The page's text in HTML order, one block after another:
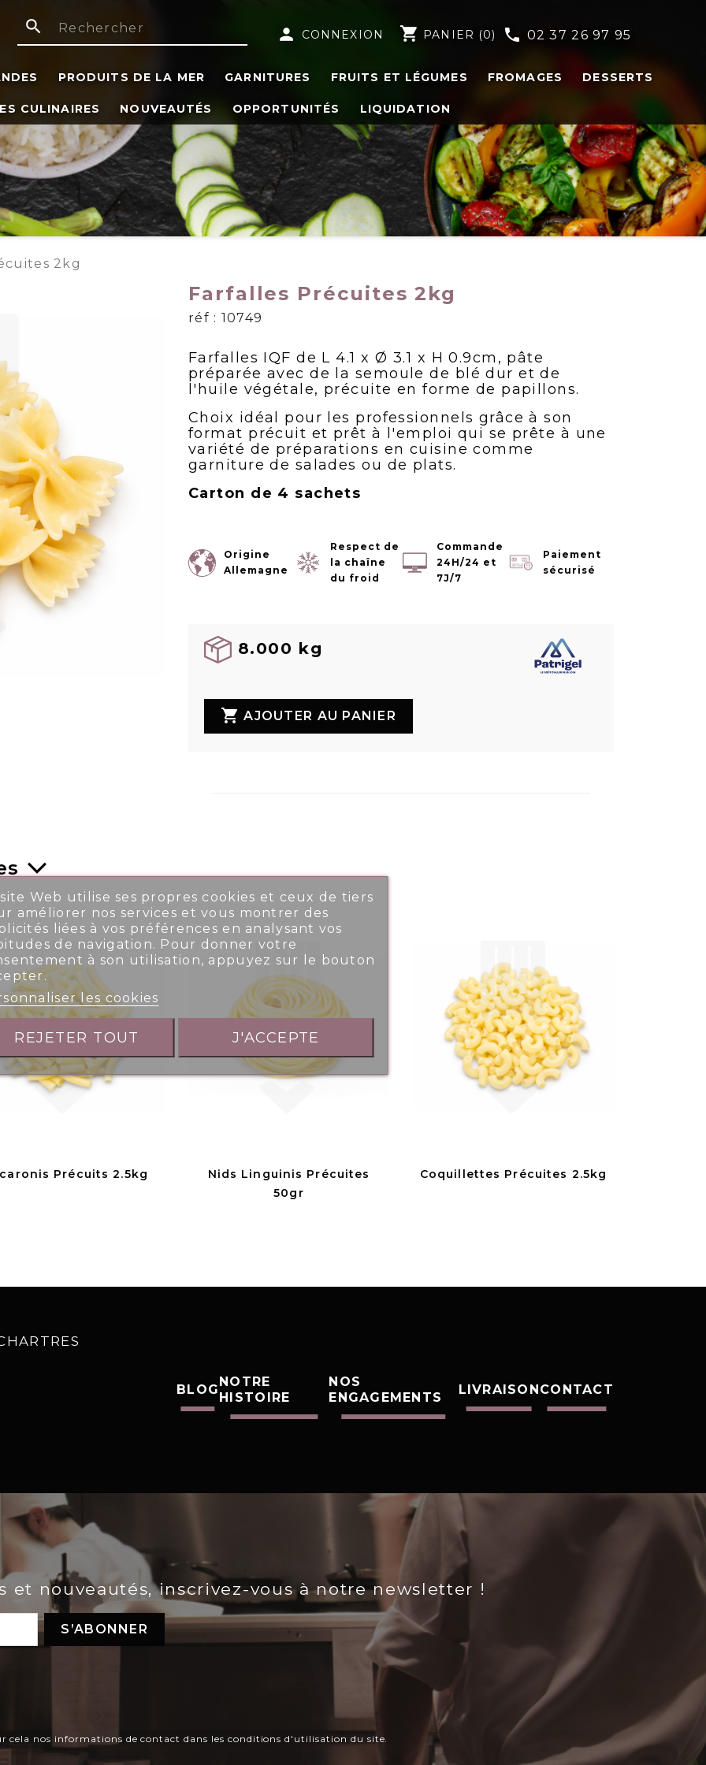
search person CONNEXION shopping_cart PANIER (0) phone 02 37 26 97 95
PRODUITS DE LA MER GARNITURES FRUITS ET LÉGUMES FROMAGES DESSERTS
CULINAIRES NOUVEAUTÉS OPPORTUNITÉS LIQUIDATION
2kg
Farfalles Précuites 2kg
réf : 10749
Farfalles IQF de L 4.1 x Ø 3.1 x H 0.9cm, pâte
préparée avec de la semoule de blé dur et de
l'huile végétale, précuite en forme de papillons.
Choix idéal pour les professionnels grâce à son
format précuit et prêt à l'emploi qui se prête à une
variété de préparations en cuisine comme
garniture de salades ou de plats.
Carton de 4 sachets
Origine
Allemagne
Respect de
la chaîne
du froid
Commande
24H/24 et
7J/7
Paiement
sécurisé
8.000 kg
 AJOUTER AU PANIER
Précuits 2.5kg
Nids Linguinis Précuites
50gr
Coquillettes Précuites 2.5kg
BLOG
NOTRE
HISTOIRE
NOS
ENGAGEMENTS
LIVRAISONCONTACT
et nouveautés, inscrivez-vous à notre newsletter !
nos informations de contact dans les conditions d'utilisation du site.
site Web utilise ses propres cookies et ceux de tiers
améliorer nos services et vous montrer des
liées à vos préférences en analysant vos
de navigation. Pour donner votre
à son utilisation, appuyez sur le bouton
les cookies
REJETER TOUT J'ACCEPTE